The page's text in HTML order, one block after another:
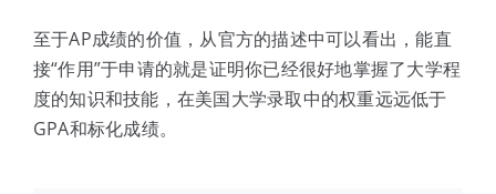
至于AP成绩的价值，从官方的描述中可以看出，能直
接“作用”于申请的就是证明你已经很好地掌握了大学程
度的知识和技能，在美国大学录取中的权重远远低于
GPA和标化成绩。